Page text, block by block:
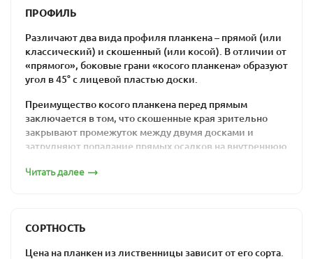
бюджетно, надежно,
удобно
Прямой декинг из лиственницы монтируется с
технологическими зазорами между планками: эти
Поскольку этот отделочный материал часто
используется «на свежем воздухе», важно, чтобы он
мог переносить перепады температуры и влажности
без какого-либо ущерба. Именно это качество
считается одной из основных характеристик
лиственницы.
Москве: материалы из отечественного сырья гораздо
дешевле импортных аналогов.
ПРОФИЛЬ
Различают два вида профиля планкена – прямой (или
классический) и скошенный (или косой). В отличии от
«прямого», боковые грани «косого планкена» образуют
угол в 45° с лицевой пластью доски.
Преимущество косого планкена перед прямым
заключается в том, что скошенные края зрительно
закрывают промежуток между двумя досками и
затрудняют попадание прямых осадков на внутреннюю
монтаж скошенного планкена значительно более
Читать далее
СОРТНОСТЬ
Цена на планкен из лиственницы зависит от его сорта.